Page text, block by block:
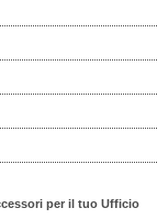
per il tuo Ufficio